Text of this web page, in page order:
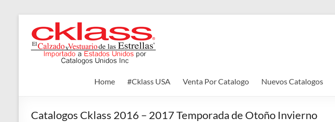
content
Cklass
El
las
Home #Cklass USA Venta Por Catalogo Nuevos Catalogos
Catalogos Cklass 2016 – 2017 Temporada de Otoño Invierno